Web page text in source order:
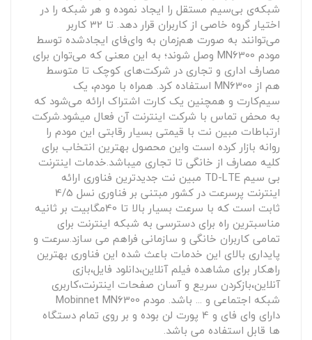
شبکه‌ی بی‌سیم مستقل را ایجاد نموده و هر شبکه‌ را در
اختیار گروه خاصی از کاربران قرار دهد. تا 32 کاربر
می‌توانند به صورت هم‌زمان به وای‌فای ایجادشده توسط
مودم MN6300 وصل شوند؛ به این معنی که می‌توان برای
مصارف اداری و تجاری در شرکت‌های کوچک تا متوسط
هم از MN6300 استفاده کرد. همراه با مودم، یک
سیم‌کارت و همچنین یک کارت اشتراک ارائه می‌شود که
به محض تماس با شرکت اینترنت آن فعال میشود.شرکت
ارتباطات مبین نت با قیمتی بسیار رقابتی این مودم را
روانه بازار کرده است واین محصول بهترین انتخاب برای
کلیه مصارف از خانگی تا تجاری میباشد.خدمات اینترنت
بی سیم TD-LTE مبین نت جدیدترین فناوری ارائه
اینترنت پرسرعت در کشور مبتنی بر فناوری نسل 4/5
ثابت است که با سرعت بسیار بالا تا 40مگابیت بر ثانیه
مناسبترین راه برای دسترسی به شبکه اینترنت برای
تمامی کاربران خانگی و سازمانی فراهم می سازد.سرعت و
پایداری بالای این خدمات باعث شده این فناوری بهترین
راهکار برای مشاهده فیلم آنلاین،دانلود فایل،بازی
آنلاین،بازکردن سریع و آسان صفحات اینترنت،کاربری
شبکه اجتماعی و ... باشد. مودم Mobinnet MN6300
دارای وای فای و 4 پورت لن بوده و بر روی تمام دستگاه
ها قابل استفاده می باشد.